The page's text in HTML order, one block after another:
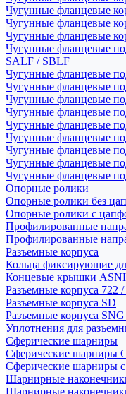
Чугунные фланцевые
Чугунные фланцевые
Чугунные фланцевые
Чугунные фланцевые
SALF / SBLF
Чугунные фланцевые
Чугунные фланцевые
Чугунные фланцевые
Чугунные фланцевые
Чугунные фланцевые
Чугунные фланцевые
Чугунные фланцевые
Чугунные фланцевые
Чугунные фланцевые
Опорные ролики
Опорные ролики без
Опорные ролики с
Профилированные
Профилированные
Разъемные корпуса
Кольца фиксирующие
Концевые крышки
Разъемные корпуса 722
Разъемные корпуса SD
Разъемные корпуса
Уплотнения для
Сферические шарниры
Сферические шарниры
Сферические шарниры
Шарнирные
Шарнирные